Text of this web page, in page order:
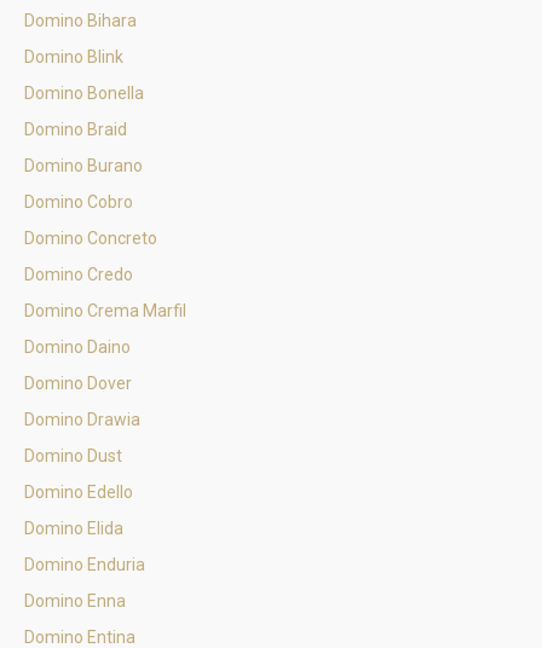
Domino Bihara
Domino Blink
Domino Bonella
Domino Braid
Domino Burano
Domino Cobro
Domino Concreto
Domino Credo
Domino Crema Marfil
Domino Daino
Domino Dover
Domino Drawia
Domino Dust
Domino Edello
Domino Elida
Domino Enduria
Domino Enna
Domino Entina